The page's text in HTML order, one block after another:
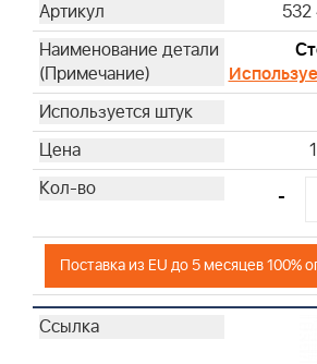
-
Поставка из EU до 5 месяцев 100%